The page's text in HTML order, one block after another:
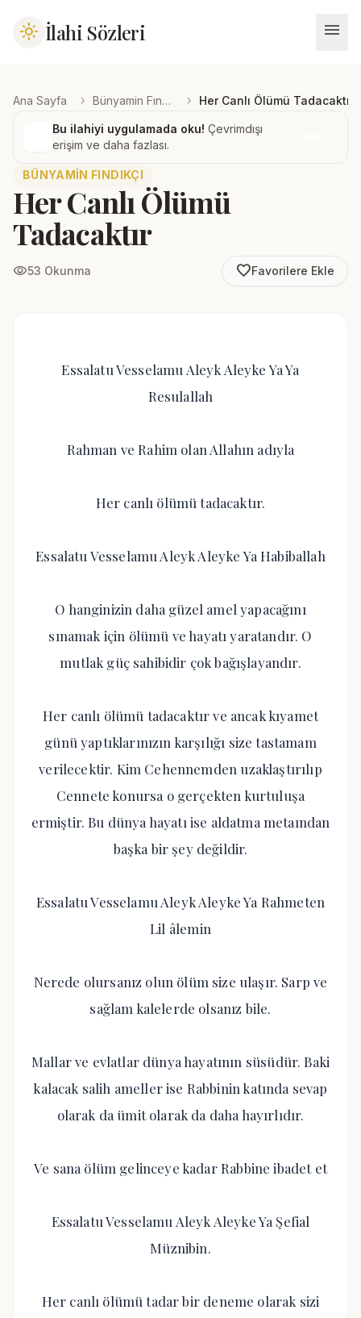
light_mode İlahi Sözleri menu
Ana Sayfa chevron_right Bünyamin Fındıkçı chevron_right Her Canlı Ölümü Tadacaktır
Bu ilahiyi uygulamada oku! Çevrimdışı
erişim ve daha fazlası.
BÜNYAMIN FINDIKÇI
Her Canlı Ölümü
Tadacaktır
visibility53 Okunma favorite_borderFavorilere Ekle
Essalatu Vesselamu Aleyk Aleyke Ya Ya
Resulallah
Rahman ve Rahim olan Allahın adıyla
Her canlı ölümü tadacaktır.
Essalatu Vesselamu Aleyk Aleyke Ya Habiballah
O hanginizin daha güzel amel yapacağını
sınamak için ölümü ve hayatı yaratandır. O
mutlak güç sahibidir çok bağışlayandır.
Her canlı ölümü tadacaktır ve ancak kıyamet
günü yaptıklarınızın karşılığı size tastamam
verilecektir. Kim Cehennemden uzaklaştırılıp
Cennete konursa o gerçekten kurtuluşa
ermiştir. Bu dünya hayatı ise aldatma metaından
başka bir şey değildir.
Essalatu Vesselamu Aleyk Aleyke Ya Rahmeten
Lil âlemin
Nerede olursanız olun ölüm size ulaşır. Sarp ve
sağlam kalelerde olsanız bile.
Mallar ve evlatlar dünya hayatının süsüdür. Baki
kalacak salih ameller ise Rabbinin katında sevap
olarak da ümit olarak da daha hayırlıdır.
Ve sana ölüm gelinceye kadar Rabbine ibadet et
Essalatu Vesselamu Aleyk Aleyke Ya Şefial
Müznibin.
Her canlı ölümü tadar bir deneme olarak sizi